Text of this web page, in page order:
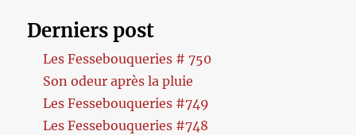
Derniers post
Les Fessebouqueries # 750
Son odeur après la pluie
Les Fessebouqueries #749
Les Fessebouqueries #748